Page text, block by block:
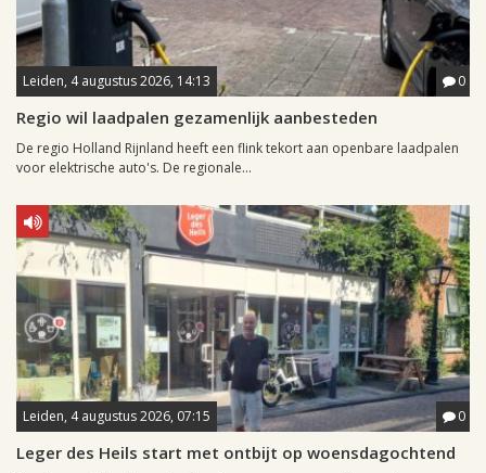
Leiden, 4 augustus 2026, 14:13 0
Regio wil laadpalen gezamenlijk aanbesteden
De regio Holland Rijnland heeft een flink tekort aan openbare laadpalen
voor elektrische auto's. De regionale...
Leiden, 4 augustus 2026, 07:15 0
Leger des Heils start met ontbijt op woensdagochtend